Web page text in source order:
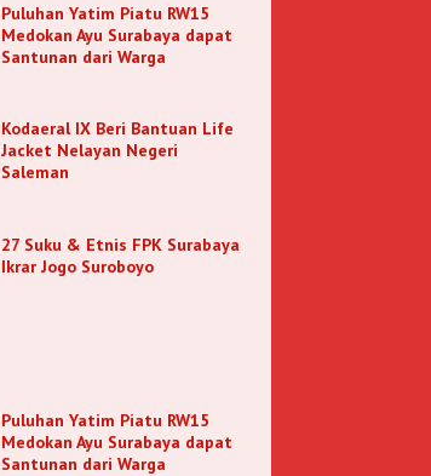
Puluhan Yatim Piatu RW15
Medokan Ayu Surabaya dapat
Santunan dari Warga
Kodaeral IX Beri Bantuan Life
Jacket Nelayan Negeri
Saleman
27 Suku & Etnis FPK Surabaya
Ikrar Jogo Suroboyo
Puluhan Yatim Piatu RW15
Medokan Ayu Surabaya dapat
Santunan dari Warga